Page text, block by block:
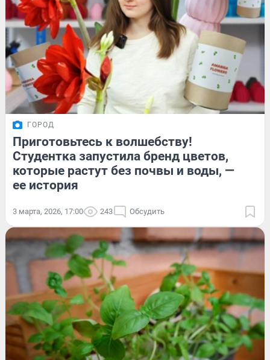
ГОРОД
Приготовьтесь к волшебству!
Студентка запустила бренд цветов,
которые растут без почвы и воды, —
ее история
3 марта, 2026, 17:00 243 Обсудить